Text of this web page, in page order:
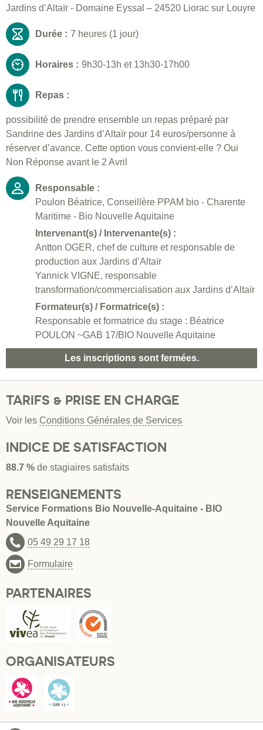
Jardins d’Altaïr - Domaine Eyssal – 24520 Liorac sur Louyre
Durée : 7 heures (1 jour)
Horaires : 9h30-13h et 13h30-17h00
Repas :
possibilité de prendre ensemble un repas préparé par
Sandrine des Jardins d’Altaïr pour 14 euros/personne à
réserver d’avance. Cette option vous convient-elle ? Oui
Non Réponse avant le 2 Avril
Responsable :
Poulon Béatrice, Conseillère PPAM bio - Charente
Maritime - Bio Nouvelle Aquitaine
Intervenant(s) / Intervenante(s) :
Antton OGER, chef de culture et responsable de
production aux Jardins d’Altaïr
Yannick VIGNE, responsable
transformation/commercialisation aux Jardins d’Altaïr
Formateur(s) / Formatrice(s) :
Responsable et formatrice du stage : Béatrice
POULON ~GAB 17/BIO Nouvelle Aquitaine
Les inscriptions sont fermées.
TARIFS & PRISE EN CHARGE
Voir les Conditions Générales de Services
INDICE DE SATISFACTION
88.7 % de stagiaires satisfaits
RENSEIGNEMENTS
Service Formations Bio Nouvelle-Aquitaine - BIO
Nouvelle Aquitaine
05 49 29 17 18
Formulaire
PARTENAIRES
ORGANISATEURS